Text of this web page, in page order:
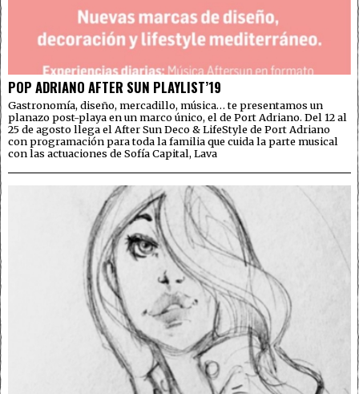
POP ADRIANO AFTER SUN PLAYLIST’19
Gastronomía, diseño, mercadillo, música… te presentamos un
planazo post-playa en un marco único, el de Port Adriano. Del 12 al
25 de agosto llega el After Sun Deco & LifeStyle de Port Adriano
con programación para toda la familia que cuida la parte musical
con las actuaciones de Sofía Capital, Lava